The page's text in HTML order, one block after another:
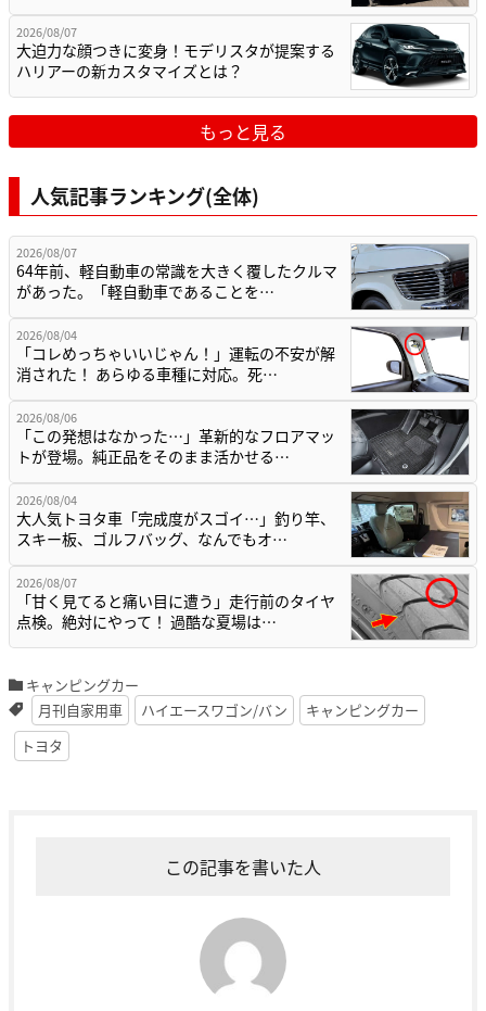
2026/08/07
大迫力な顔つきに変身！モデリスタが提案する
ハリアーの新カスタマイズとは？
もっと見る
人気記事ランキング(全体)
2026/08/07
64年前、軽自動車の常識を大きく覆したクルマ
があった。「軽自動車であることを…
2026/08/04
「コレめっちゃいいじゃん！」運転の不安が解
消された！ あらゆる車種に対応。死…
2026/08/06
「この発想はなかった…」革新的なフロアマッ
トが登場。純正品をそのまま活かせる…
2026/08/04
大人気トヨタ車「完成度がスゴイ…」釣り竿、
スキー板、ゴルフバッグ、なんでもオ…
2026/08/07
「甘く見てると痛い目に遭う」走行前のタイヤ
点検。絶対にやって！ 過酷な夏場は…
キャンピングカー
月刊自家用車
ハイエースワゴン/バン
キャンピングカー
トヨタ
この記事を書いた人